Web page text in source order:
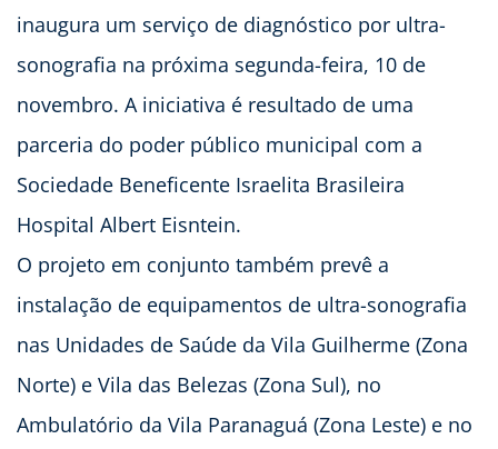
inaugura um serviço de diagnóstico por ultra-
sonografia na próxima segunda-feira, 10 de
novembro. A iniciativa é resultado de uma
parceria do poder público municipal com a
Sociedade Beneficente Israelita Brasileira
Hospital Albert Eisntein.
O projeto em conjunto também prevê a
instalação de equipamentos de ultra-sonografia
nas Unidades de Saúde da Vila Guilherme (Zona
Norte) e Vila das Belezas (Zona Sul), no
Ambulatório da Vila Paranaguá (Zona Leste) e no